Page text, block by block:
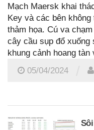
Mạch Maersk khai
Key và các bên
thảm họa. Cú va
cây cầu sụp đổ xuống
khung cảnh hoang
05/04/2024